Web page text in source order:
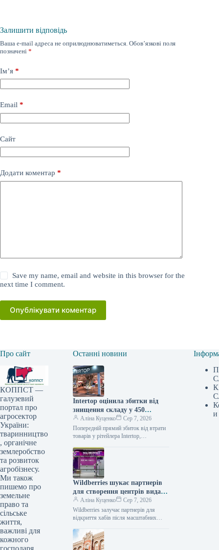
Залишити відповідь
Ваша e-mail адреса не оприлюднюватиметься. Обов’язкові поля
позначені *
Ім’я *
Email *
Сайт
Додати коментар *
Save my name, email and website in this browser for the
next time I comment.
Опублікувати коментар
Про сайт
КОППСТ —
галузевий
портал про
агросектор
України:
тваринництво
, органічне
землеробство
та розвиток
агробізнесу.
Ми також
пишемо про
земельне
право та
сільське
життя,
важливі для
кожного
господаря.
Останні новини
Intertop оцінила збитки від
знищення складу у 450
мільйонів гривень
Аліна Куценко
Сер 7, 2026
Попередній прямий збиток від втрати
товарів у рітейлера Intertop,
логістичного центру внаслідок
російської атаки, становить 450
мільйонів
Wildberries шукає партнерів
для створення центрів видачі
після атак на складські
приміщення
Аліна Куценко
Сер 7, 2026
Wildberries залучає партнерів для
відкриття хабів після масштабних
рітейлер Wildberries розпочав
експериментальне впровадження нової
и